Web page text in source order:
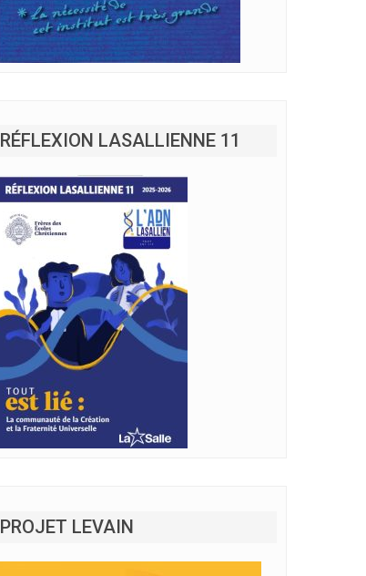
RÉFLEXION LASALLIENNE 11
PROJET LEVAIN